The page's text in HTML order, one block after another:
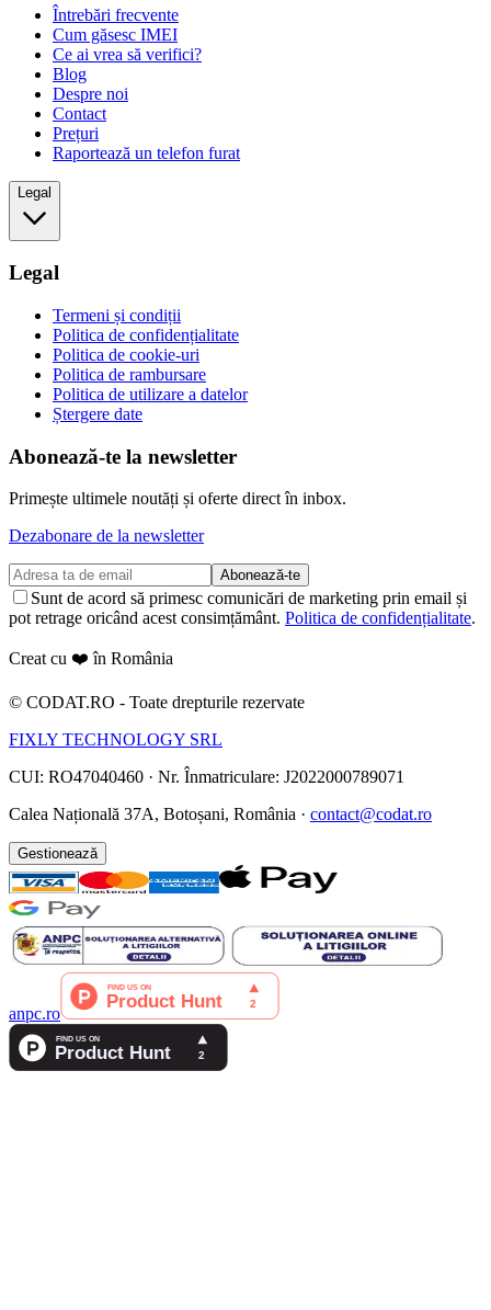
Întrebări frecvente
Cum găsesc IMEI
Ce ai vrea să verifici?
Blog
Despre noi
Contact
Prețuri
Raportează un telefon furat
Legal
Legal
Termeni și condiții
Politica de confidențialitate
Politica de cookie-uri
Politica de rambursare
Politica de utilizare a datelor
Ștergere date
Abonează-te la newsletter
Primește ultimele noutăți și oferte direct în inbox.
Dezabonare de la newsletter
Abonează-te
Sunt de acord să primesc comunicări de marketing prin email și
pot retrage oricând acest consimțământ. Politica de confidențialitate.
Creat cu ❤️ în România
© CODAT.RO - Toate drepturile rezervate
FIXLY TECHNOLOGY SRL
CUI: RO47040460 · Nr. Înmatriculare: J2022000789071
Calea Națională 37A, Botoșani, România · contact@codat.ro
Gestionează
anpc.ro